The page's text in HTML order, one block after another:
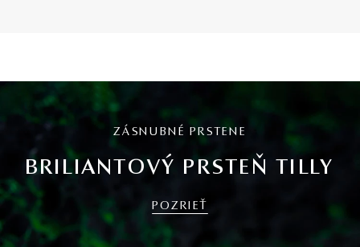
ZÁSNUBNÉ PRSTENE
BRILIANTOVÝ PRSTEŇ TILLY
POZRIEŤ